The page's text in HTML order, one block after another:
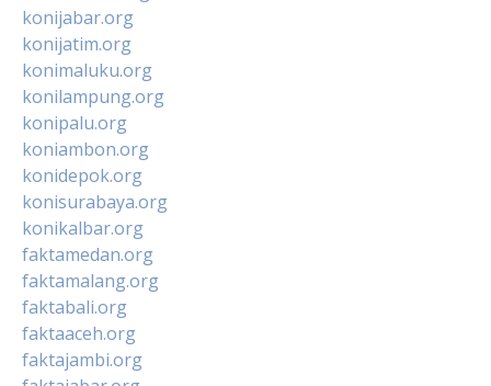
konijabar.org
konijatim.org
konimaluku.org
konilampung.org
konipalu.org
koniambon.org
konidepok.org
konisurabaya.org
konikalbar.org
faktamedan.org
faktamalang.org
faktabali.org
faktaaceh.org
faktajambi.org